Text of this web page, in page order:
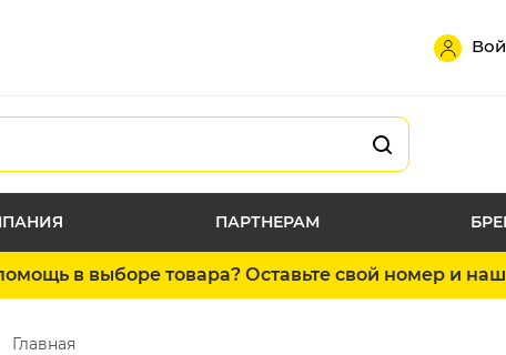
ПАРТНЕРАМ
в выборе товара? Оставьте свой номер и
Главная